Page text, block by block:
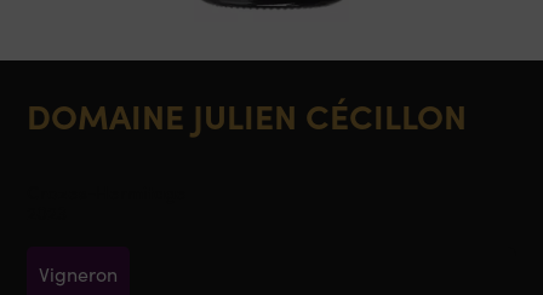
DOMAINE JULIEN CÉCILLON
Vigneron